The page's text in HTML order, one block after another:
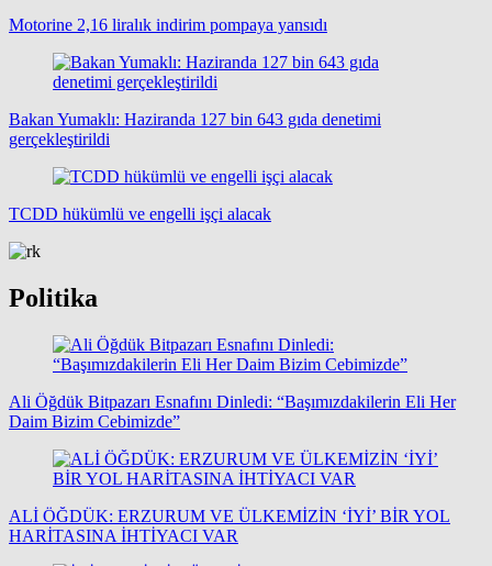
Motorine 2,16 liralık indirim pompaya yansıdı
Bakan Yumaklı: Haziranda 127 bin 643 gıda denetimi
gerçekleştirildi
TCDD hükümlü ve engelli işçi alacak
Politika
Ali Öğdük Bitpazarı Esnafını Dinledi: “Başımızdakilerin Eli Her
Daim Bizim Cebimizde”
ALİ ÖĞDÜK: ERZURUM VE ÜLKEMİZİN ‘İYİ’ BİR YOL
HARİTASINA İHTİYACI VAR